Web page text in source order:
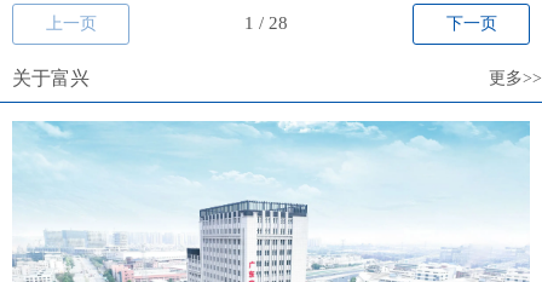
上一页 下一页
关于富兴 更多>>